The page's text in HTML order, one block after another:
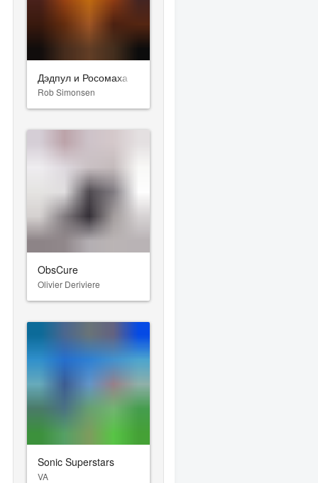
Дэдпул и Росомаха
Rob Simonsen
ObsCure
Olivier Deriviere
Sonic Superstars
VA